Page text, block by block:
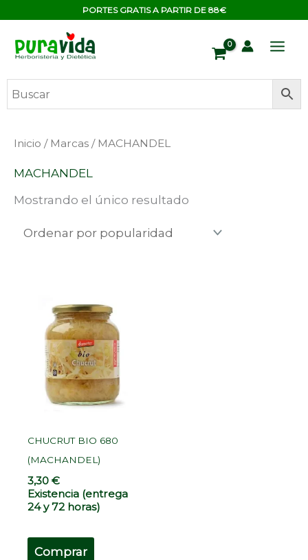
contenido
PORTES GRATIS A PARTIR DE 88€
Inicio / Marcas / MACHANDEL
MACHANDEL
Mostrando el único resultado
CHUCRUT BIO 680
(MACHANDEL)
3,30€
Existencia (entrega
24 y 72 horas)
Comprar